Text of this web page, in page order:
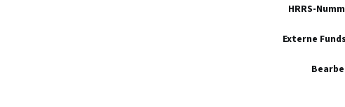
HRRS-
Externe